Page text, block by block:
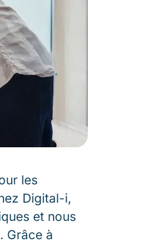
les
Digital-i,
et nous
Grâce à